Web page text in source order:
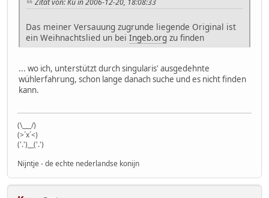
Zitat von: Ku in 2006-12-20, 18:08:33
Das meiner Versauung zugrunde liegende Original ist
ein Weihnachtslied un bei Ingeb.org zu finden
... wo ich, unterstützt durch singularis' ausgedehnte
wühlerfahrung, schon lange danach suche und es nicht finden
kann.
(\___/)
(>´x´<)
('.')__('.')
Nijntje - de echte nederlandse konijn